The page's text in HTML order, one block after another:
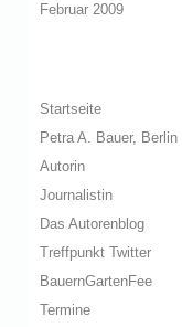
Februar 2009
Startseite
Petra A. Bauer, Berlin
Autorin
Journalistin
Das Autorenblog
Treffpunkt Twitter
BauernGartenFee
Termine